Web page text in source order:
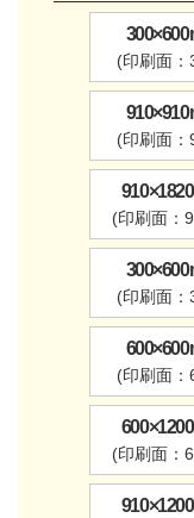
(印刷面
(印刷面
(印刷面：
(印刷面
(印刷面
(印刷面：